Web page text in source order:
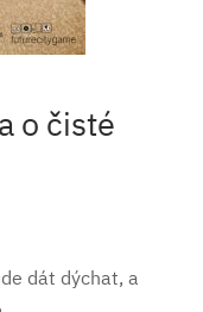
o čisté
dát dýchat, a